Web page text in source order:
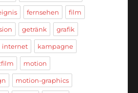
fernsehen film
getränk grafik
internet kampagne
motion
motion-graphics